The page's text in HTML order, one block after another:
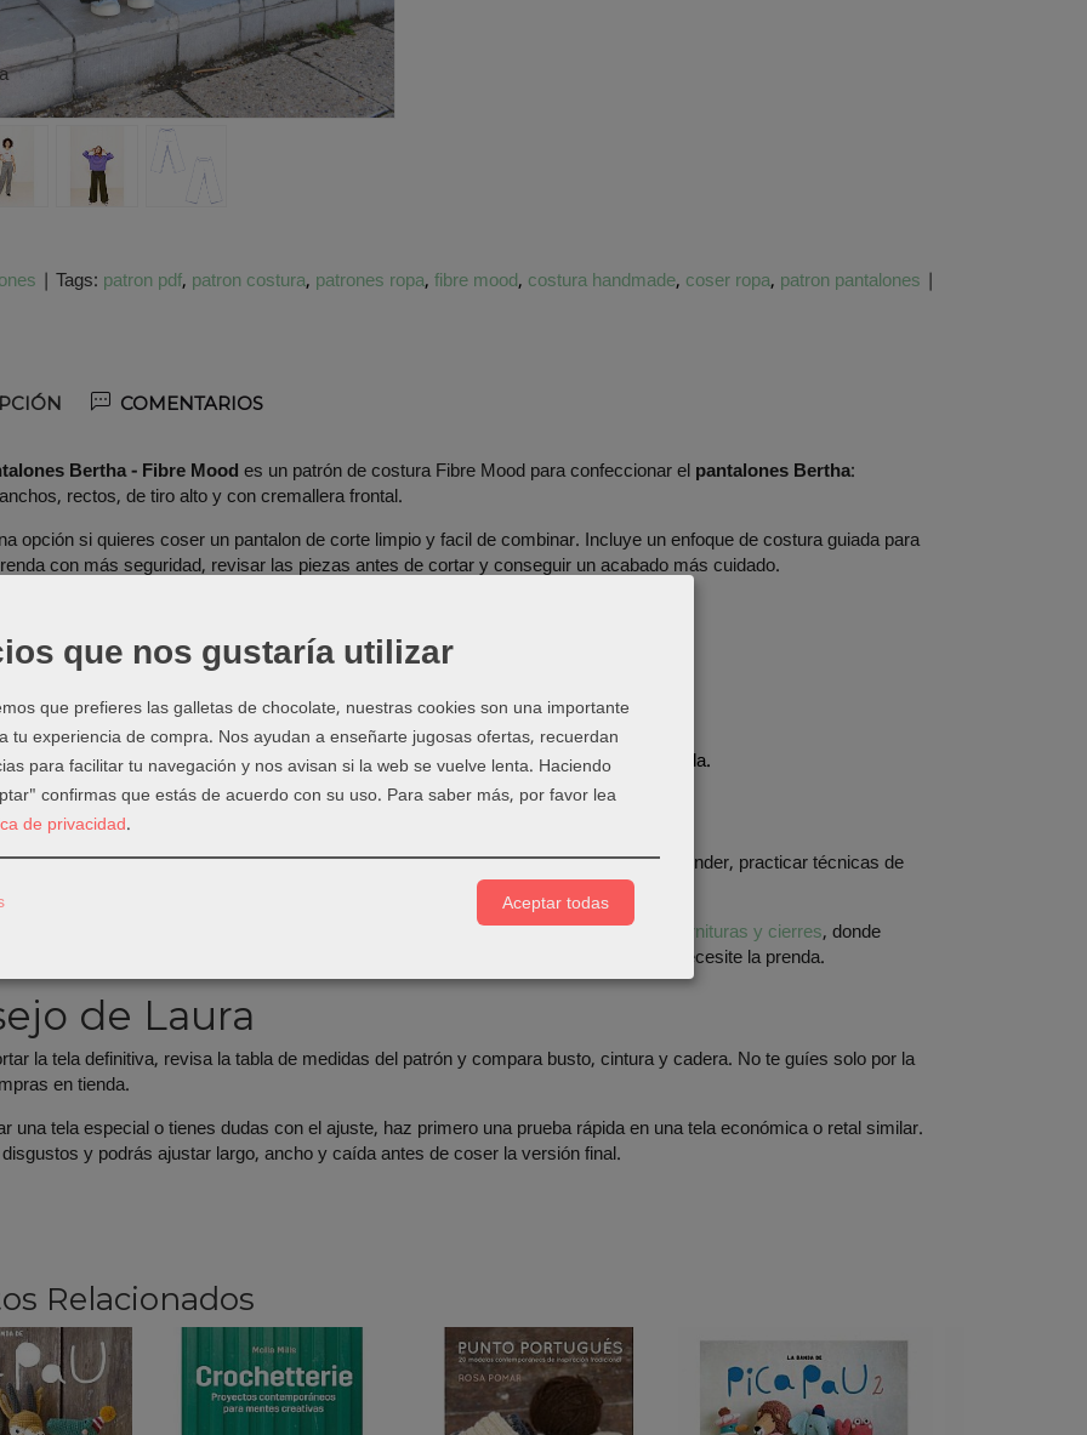
| Tags: patron pdf patron costura patrones ropa fibre mood costura handmade coser ropa patron pantalones |
COMENTARIOS
Bertha - Fibre Moodes un patrón de costura Fibre Mood para confeccionar elpantalones Bertha:
rectos, de tiro alto y con cremallera frontal.
opción si quieres coser un pantalon de corte limpio y facil de combinar. Incluye un enfoque de costura guiada para
con más seguridad, revisar las piezas antes de cortar y conseguir un acabado más cuidado.
patrón de costura Fibre Mood.
32 - 50.
pantalones anchos, rectos, de tiro alto y con cremallera frontal.
pana fina, algodon grueso, lana ligera, denim o tejidos con suficiente caida.
proyectos encaja
muy bien si buscas una prenda handmade con personalidad, pensada para aprender, practicar técnicas de
ropa a tu medida.
Patrones,Costura,Gomas Fornituras y cierres, donde
herramientas, gomas, botones, cierres, cintas y accesorios de costura según lo que necesite la prenda.
de Laura
la tela definitiva, revisa la tabla de medidas del patrón y compara busto, cintura y cadera. No te guíes solo por la
en tienda.
una tela especial o tienes dudas con el ajuste, haz primero una prueba rápida en una tela económica o retal similar.
y podrás ajustar largo, ancho y caída antes de coser la versión final.
Relacionados
que nos gustaría utilizar
que prefieres las galletas de chocolate, nuestras cookies son una importante
tu experiencia de compra. Nos ayudan a enseñarte jugosas ofertas, recuerdan
para facilitar tu navegación y nos avisan si la web se vuelve lenta. Haciendo
confirmas que estás de acuerdo con su uso. Para saber más, por favor lea
de privacidad.
Aceptar todas